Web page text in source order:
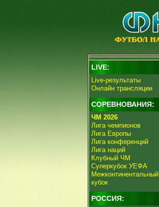
LIVE:
Live-результаты
Онлайн трансляции
СОРЕВНОВАНИЯ:
ЧМ 2026
Лига чемпионов
Лига Европы
Лига конференций
Лига наций
Клубный ЧМ
Суперкубок УЕФА
Межконтинентальный
кубок
РОССИЯ: